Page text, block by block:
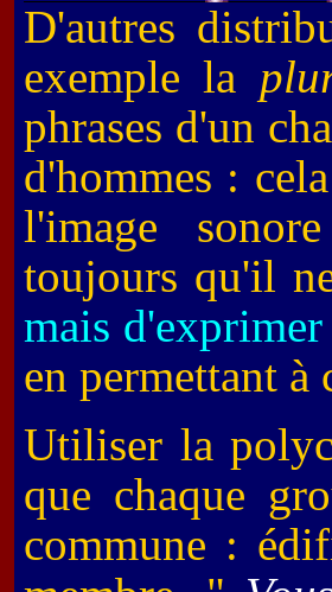
D'autres
exemple la
phrases d'un
d'hommes :
l'image
toujours qu'il
mais
en permettant
Utiliser la
que chaque
commune :